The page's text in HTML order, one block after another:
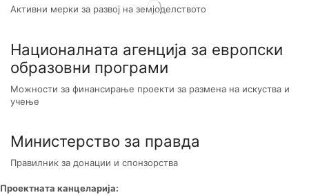
Активни мерки за развој на земјоделството
Националната агенција за европски
образовни програми
Можности за финансирање проекти за размена на искуства и
учење
Министерство за правда
Правилник за донации и спонзорства
Проектната канцеларија: